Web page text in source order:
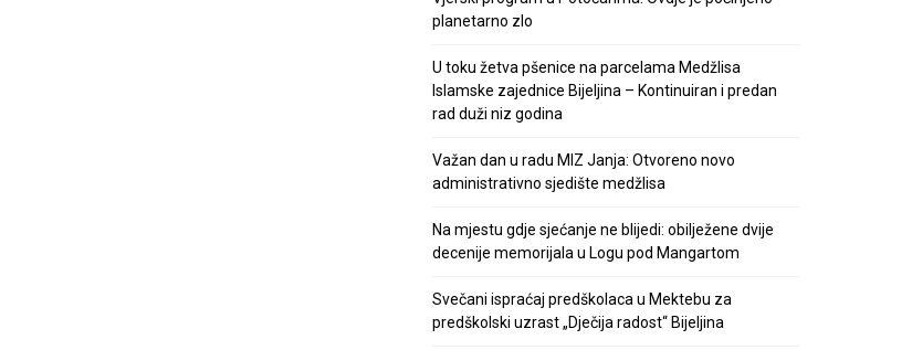
planetarno zlo
U toku žetva pšenice na parcelama Medžlisa
Islamske zajednice Bijeljina – Kontinuiran i predan
rad duži niz godina
Važan dan u radu MIZ Janja: Otvoreno novo
administrativno sjedište medžlisa
Na mjestu gdje sjećanje ne blijedi: obilježene dvije
decenije memorijala u Logu pod Mangartom
Svečani ispraćaj predškolaca u Mektebu za
predškolski uzrast „Dječija radost“ Bijeljina